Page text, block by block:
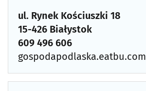
ul. Rynek Kościuszki 18
15-426 Białystok
609 496 606
gospodapodlaska.eatbu.com